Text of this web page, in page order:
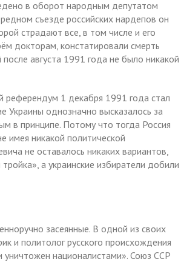
в оборот народным депутатом
съезде российских нардепов он
страдают все, в том числе и его
докторам, констатировали смерть
августа 1991 года не было никакой
референдум 1 декабря 1991 года стал
Украины однозначно высказалось за
в принципе. Потому что тогда Россия
имея никакой политической
не оставалось никаких вариантов,
а украинские избиратели добили
засеянные. В одной из своих
и политолог русского происхождения
националистами». Союз ССР